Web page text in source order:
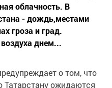
облачность. В
- дождь,местами
гроза и град.
днем...
о том, что
ожидаются